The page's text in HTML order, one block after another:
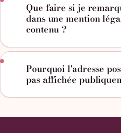
Que faire si je
dans une mention
contenu ?
Pourquoi l'adresse
pas affichée